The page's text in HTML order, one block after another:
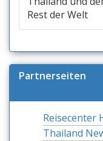
Rest der Welt
Partnerseiten
Reisecenter
Thailand